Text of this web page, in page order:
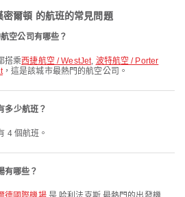
爾頓 的航班的常見問題
空公司有哪些？
搭乘西捷航空 / WestJet, 波特航空 / Porter
，這是該城市最熱門的航空公司。
多少航班？
4 個航班。
有哪些？